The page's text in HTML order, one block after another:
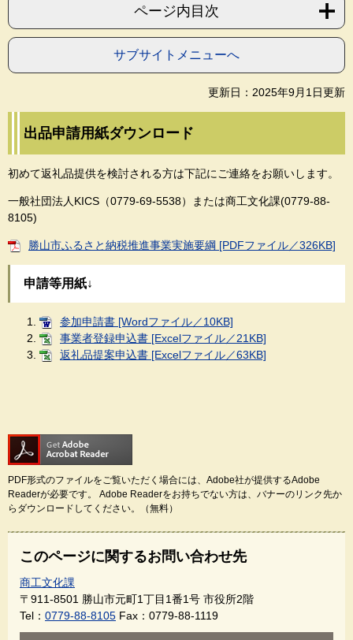
ページ内目次
サブサイトメニューへ
更新日：2025年9月1日更新
出品申請用紙ダウンロード
初めて返礼品提供を検討される方は下記にご連絡をお願いします。
一般社団法人KICS（0779-69-5538）または商工文化課(0779-88-
8105)
勝山市ふるさと納税推進事業実施要綱 [PDFファイル／326KB]
申請等用紙↓
参加申請書 [Wordファイル／10KB]
事業者登録申込書 [Excelファイル／21KB]
返礼品提案申込書 [Excelファイル／63KB]
PDF形式のファイルをご覧いただく場合には、Adobe社が提供するAdobe
Readerが必要です。
Adobe Readerをお持ちでない方は、バナーのリンク先か
らダウンロードしてください。（無料）
このページに関するお問い合わせ先
商工文化課
〒911-8501 勝山市元町1丁目1番1号 市役所2階
Tel： 0779-88-8105 Fax：0779-88-1119